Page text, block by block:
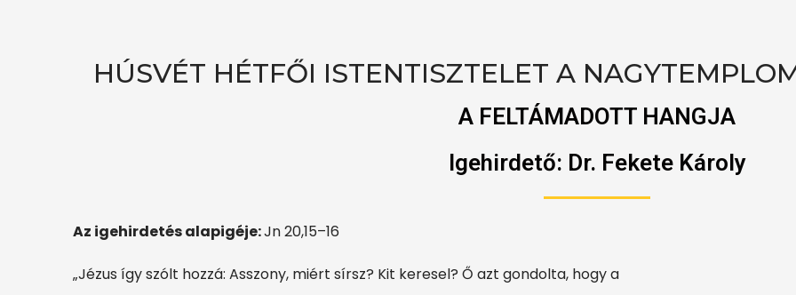
HÚSVÉT HÉTFŐI ISTENTISZTELET A
A FELTÁMADOTT HANGJA
Igehirdető: Dr. Fekete Károly
Az igehirdetés alapigéje:Jn 20,15–16
„Jézus így szólt hozzá: Asszony, miért sírsz? Kit keresel? Ő azt gondolta, hogy a